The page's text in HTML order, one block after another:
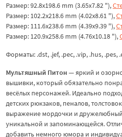
Размер: 92.8x198.6 mm (3.65x7.82 "),
Размер: 102.2x218.6 mm (4.02x8.61 "),
Размер: 111.6x238.6 mm (4.39x9.39 "),
Размер: 120.9x258.6 mm (4.76x10.18 "),
Форматы: .dst, .jef, .pec, .vip, .hus, .pes,
Мультяшный Питон — яркий и
вышивки, который обязательно
весёлых персонажей. Идеально
детских рюкзаков, пеналов,
выражение мордочки и
уникальной и запоминающейся.
добавить немного юмора и